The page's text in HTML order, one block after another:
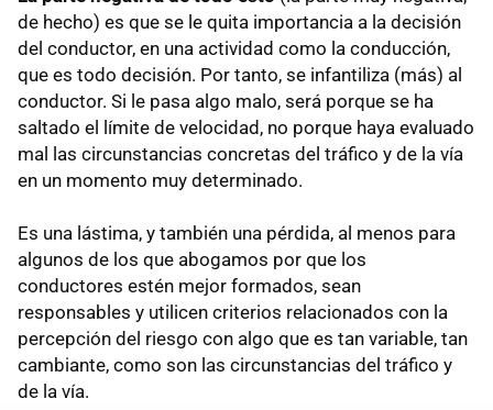
de hecho) es que se le quita importancia a la decisión
del conductor, en una actividad como la conducción,
que es todo decisión. Por tanto, se infantiliza (más) al
conductor. Si le pasa algo malo, será porque se ha
saltado el límite de velocidad, no porque haya evaluado
mal las circunstancias concretas del tráfico y de la vía
en un momento muy determinado.
Es una lástima, y también una pérdida, al menos para
algunos de los que abogamos por que los
conductores estén mejor formados, sean
responsables y utilicen criterios relacionados con la
percepción del riesgo con algo que es tan variable, tan
cambiante, como son las circunstancias del tráfico y
de la vía.